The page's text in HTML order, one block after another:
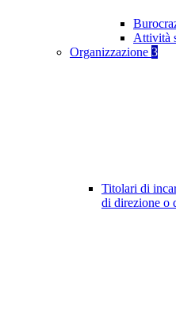
Attività
Organizzazione 3
Titolari di
di direzione o